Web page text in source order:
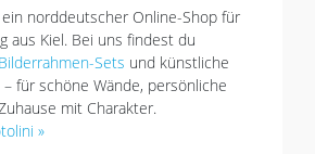
ein norddeutscher Online-Shop für
aus Kiel. Bei uns findest du
Bilderrahmen-Sets und künstliche
– für schöne Wände, persönliche
mit Charakter.
»